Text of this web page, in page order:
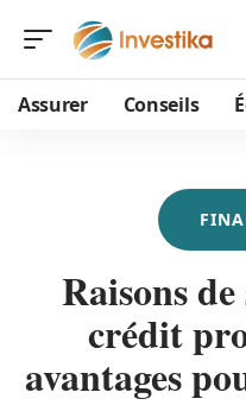
Assurer Conseils
Raisons
crédit
avantages